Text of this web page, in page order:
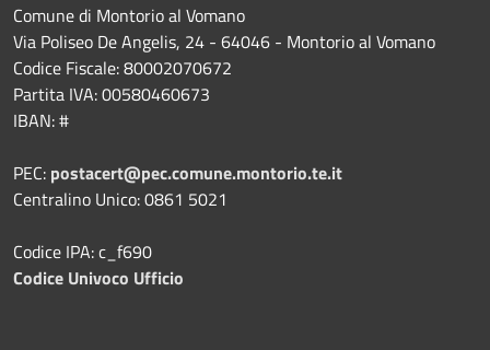
Comune di Montorio al Vomano
Via Poliseo De Angelis, 24 - 64046 - Montorio al Vomano
Codice Fiscale: 80002070672
Partita IVA: 00580460673
IBAN: #
PEC: postacert@pec.comune.montorio.te.it
Centralino Unico: 0861 5021
Codice IPA: c_f690
Codice Univoco Ufficio